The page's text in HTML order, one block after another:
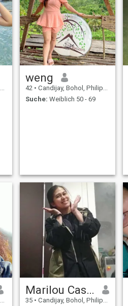
weng
42 • Candijay, Bohol, Philippinen
Suche: Weiblich 50 - 69
Marilou Castaneras
35 • Candijay, Bohol, Philippinen